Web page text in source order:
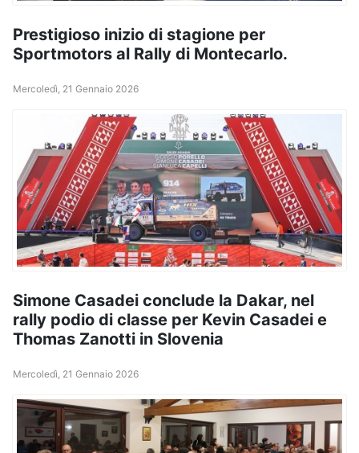
Prestigioso inizio di stagione per
Sportmotors al Rally di Montecarlo.
Mercoledì, 21 Gennaio 2026
Simone Casadei conclude la Dakar, nel
rally podio di classe per Kevin Casadei e
Thomas Zanotti in Slovenia
Mercoledì, 21 Gennaio 2026